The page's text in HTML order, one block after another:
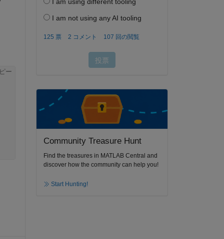
ー
Community Treasure Hunt
Find the treasures in MATLAB Central and
discover how the community can help you!
Start Hunting!